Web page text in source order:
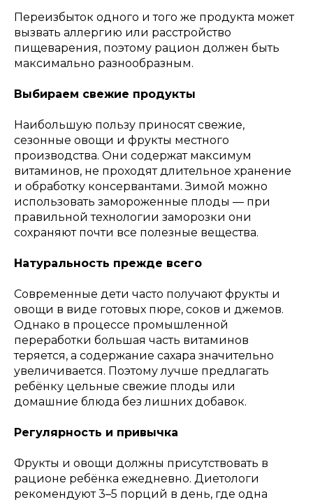
Переизбыток одного и того же продукта может
вызвать аллергию или расстройство
пищеварения, поэтому рацион должен быть
максимально разнообразным.
Выбираем свежие продукты
Наибольшую пользу приносят свежие,
сезонные овощи и фрукты местного
производства. Они содержат максимум
витаминов, не проходят длительное хранение
и обработку консервантами. Зимой можно
использовать замороженные плоды — при
правильной технологии заморозки они
сохраняют почти все полезные вещества.
Натуральность прежде всего
Современные дети часто получают фрукты и
овощи в виде готовых пюре, соков и джемов.
Однако в процессе промышленной
переработки большая часть витаминов
теряется, а содержание сахара значительно
увеличивается. Поэтому лучше предлагать
ребёнку цельные свежие плоды или
домашние блюда без лишних добавок.
Регулярность и привычка
Фрукты и овощи должны присутствовать в
рационе ребёнка ежедневно. Диетологи
рекомендуют 3–5 порций в день, где одна